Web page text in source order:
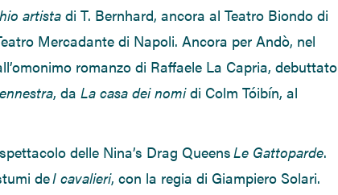
artista di T. Bernhard, ancora al Teatro Biondo di
Mercadante di Napoli. Ancora per Andò, nel
romanzo di Raffaele La Capria, debuttato
, da La casa dei nomidi Colm Tóibín, al
delle Nina’s Drag QueensLe Gattoparde.
deI cavalieri, con la regia di Giampiero Solari.